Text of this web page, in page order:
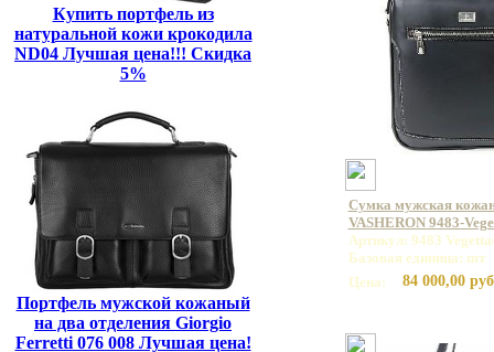
Купить портфель из
натуральной кожи крокодила
ND04 Лучшая цена!!! Скидка
5%
Портфель мужской кожаный
на два отделения Giorgio
Ferretti 076 008 Лучшая цена!
Сумка мужская
VASHERON 9483-
Артикул: 9483
Базовая единица: шт
Цена:
84 000,00